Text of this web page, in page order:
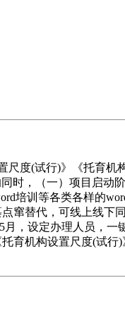
(试行)》《托育机
时，（一）项目启动
培训等各类各样的
窜替代，可线上线下
，设定办理人员，
育机构设置尺度(试